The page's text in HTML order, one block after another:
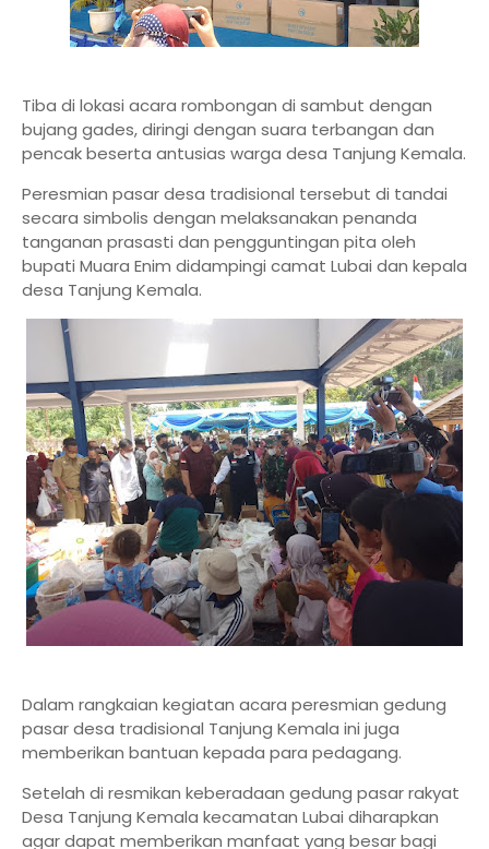
Tiba di lokasi acara rombongan di sambut dengan
bujang gades, diringi dengan suara terbangan dan
pencak beserta antusias warga desa Tanjung Kemala.
Peresmian pasar desa tradisional tersebut di tandai
secara simbolis dengan melaksanakan penanda
tanganan prasasti dan pengguntingan pita oleh
bupati Muara Enim didampingi camat Lubai dan kepala
desa Tanjung Kemala.
Dalam rangkaian kegiatan acara peresmian gedung
pasar desa tradisional Tanjung Kemala ini juga
memberikan bantuan kepada para pedagang.
Setelah di resmikan keberadaan gedung pasar rakyat
Desa Tanjung Kemala kecamatan Lubai diharapkan
agar dapat memberikan manfaat yang besar bagi